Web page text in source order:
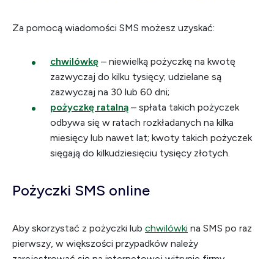
Za pomocą wiadomości SMS możesz uzyskać:
chwilówkę – niewielką pożyczkę na kwotę
zazwyczaj do kilku tysięcy; udzielane są
zazwyczaj na 30 lub 60 dni;
pożyczkę ratalną – spłata takich pożyczek
odbywa się w ratach rozkładanych na kilka
miesięcy lub nawet lat; kwoty takich pożyczek
sięgają do kilkudziesięciu tysięcy złotych.
Pożyczki SMS online
Aby skorzystać z pożyczki lub chwilówki na SMS po raz
pierwszy, w większości przypadków należy